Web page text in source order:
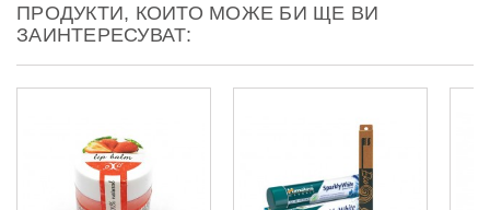
ПРОДУКТИ, КОИТО МОЖЕ БИ ЩЕ ВИ
ЗАИНТЕРЕСУВАТ: